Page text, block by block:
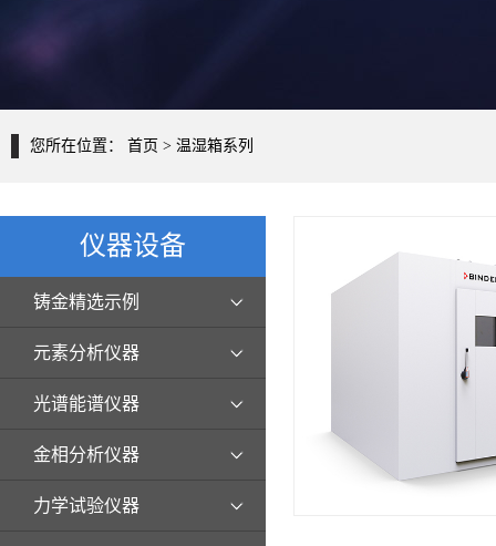
您所在位置： 首页 > 温湿箱系列
仪器设备
铸金精选示例
元素分析仪器
光谱能谱仪器
金相分析仪器
力学试验仪器